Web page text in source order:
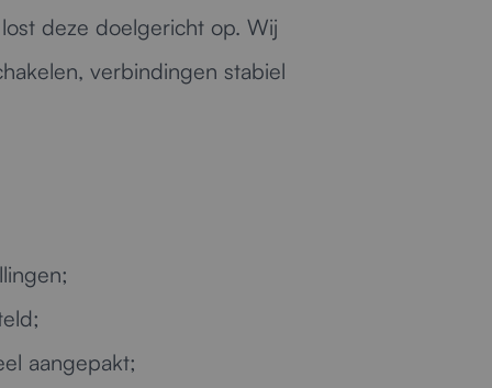
deze doelgericht op. Wij
verbindingen stabiel
aangepakt;